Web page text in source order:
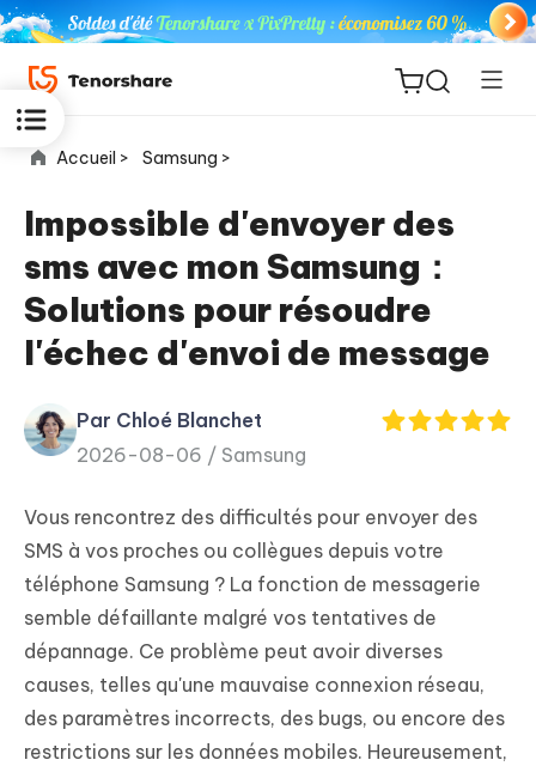
ReiBoot
for iOS
PDF
Editor
New
iAnyGo
Accueil > Samsung >
Impossible d'envoyer des
sms avec mon Samsung：
Solutions pour résoudre
l'échec d'envoi de message
Par Chloé Blanchet
2026-08-06 / Samsung
Vous rencontrez des difficultés pour envoyer des
SMS à vos proches ou collègues depuis votre
téléphone Samsung ? La fonction de messagerie
semble défaillante malgré vos tentatives de
dépannage. Ce problème peut avoir diverses
causes, telles qu'une mauvaise connexion réseau,
des paramètres incorrects, des bugs, ou encore des
restrictions sur les données mobiles. Heureusement,